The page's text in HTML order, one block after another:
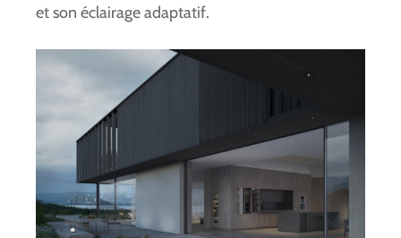
et son éclairage adaptatif.